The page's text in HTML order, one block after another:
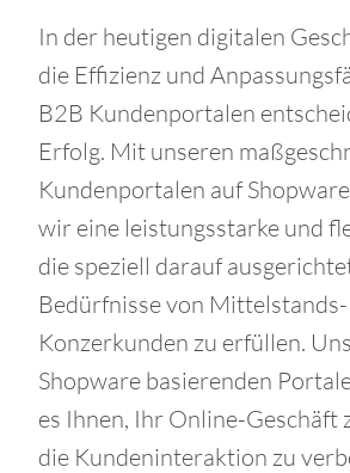
In der heutigen digitalen
die Effizienz und
B2B Kundenportalen
Erfolg. Mit unseren
Kundenportalen auf
wir eine leistungsstarke und
die speziell darauf
Bedürfnisse von
Konzerkunden zu erfüllen.
Shopware basierenden
es Ihnen, Ihr Online-Geschäft
die Kundeninteraktion zu